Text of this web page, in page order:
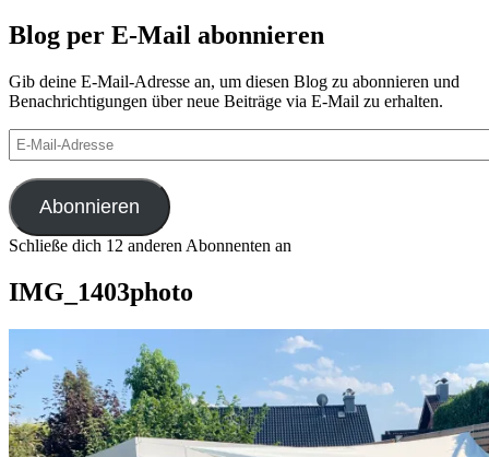
Blog per E-Mail abonnieren
Gib deine E-Mail-Adresse an, um diesen Blog zu abonnieren und
Benachrichtigungen über neue Beiträge via E-Mail zu erhalten.
E-
Mail-
Adresse
Abonnieren
Schließe dich 12 anderen Abonnenten an
IMG_1403photo